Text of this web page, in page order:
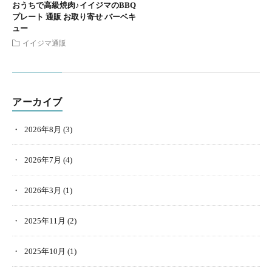
おうちで高級焼肉♪イイジマのBBQ
プレート 通販 お取り寄せ バーベキ
ュー
イイジマ通販
アーカイブ
2026年8月 (3)
2026年7月 (4)
2026年3月 (1)
2025年11月 (2)
2025年10月 (1)